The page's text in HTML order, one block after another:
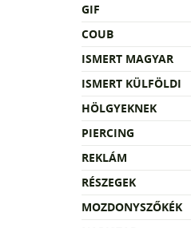
GIF
COUB
ISMERT MAGYAR
ISMERT KÜLFÖLDI
HÖLGYEKNEK
PIERCING
REKLÁM
RÉSZEGEK
MOZDONYSZŐKÉK